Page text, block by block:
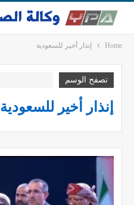
Home إنذار أخير للسعودية
تصفح الوسم
إنذار أخير للسعودية